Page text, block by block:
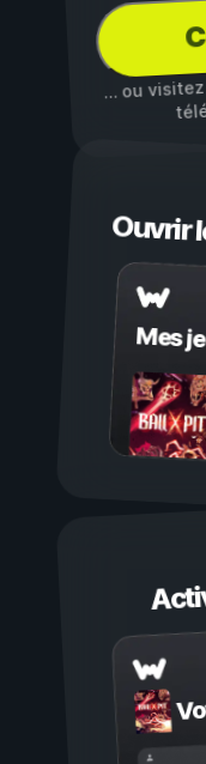
… ou
Ouvrir
Mes